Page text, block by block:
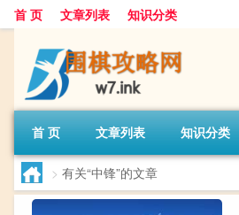
首 页 文章列表 知识分类
首 页 文章列表 知识分类
> 有关“中锋”的文章